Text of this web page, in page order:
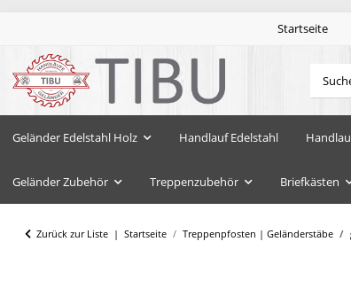
Startseite
Geländer Edelstahl Holz Handlauf Edelstahl
Geländer Zubehör Treppenzubehör Briefkästen
Zurück zur Liste Startseite Treppenpfosten | Geländerstäbe